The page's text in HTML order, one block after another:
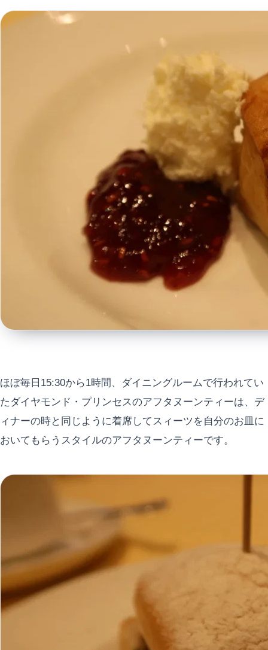
ほぼ毎日15:30から1時間、ダイニングルームで行われてい
たダイヤモンド・プリンセスのアフタヌーンティーは、デ
ィナーの時と同じように着席してスィーツを自分のお皿に
おいてもらうスタイルのアフタヌーンティーです。